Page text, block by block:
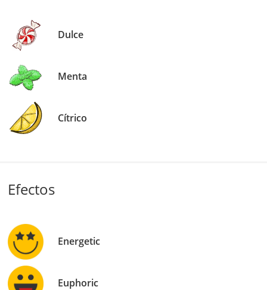
Dulce
Menta
Cítrico
Efectos
Energetic
Euphoric